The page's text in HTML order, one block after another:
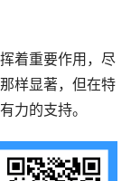
着重要作用，尽
样显著，但在特
力的支持。